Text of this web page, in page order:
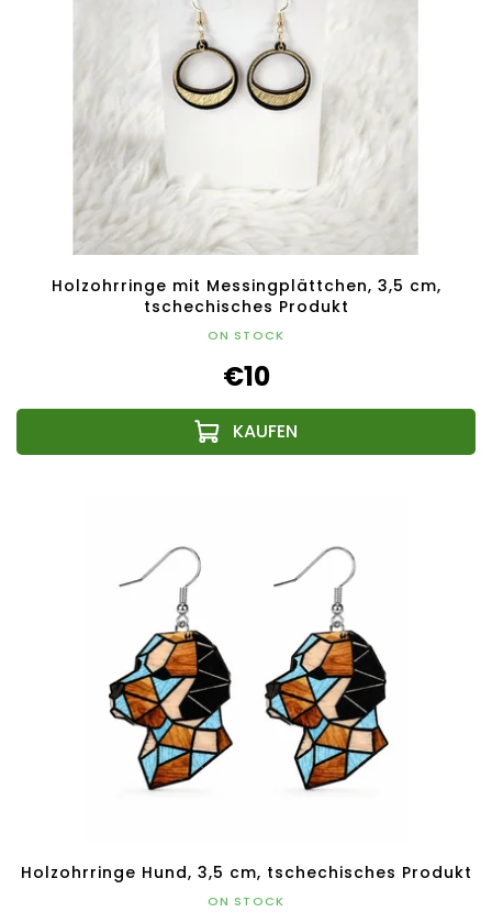
Holzohrringe mit Messingplättchen, 3,5 cm,
tschechisches Produkt
ON STOCK
€10
Holzohrringe Hund, 3,5 cm, tschechisches Produkt
ON STOCK